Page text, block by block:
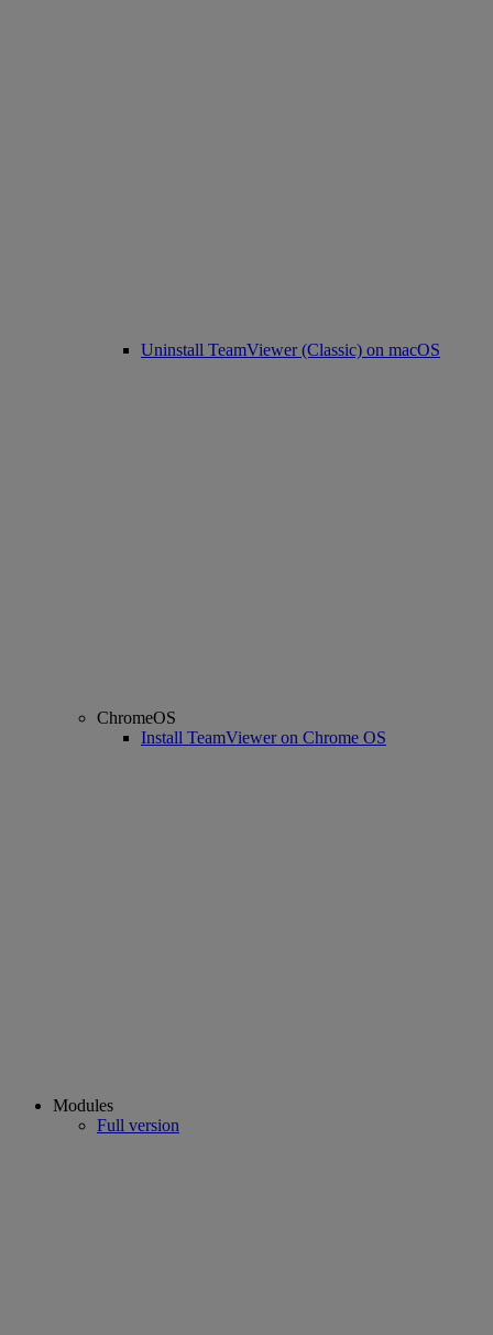
Uninstall TeamViewer (Classic) on macOS
ChromeOS
Install TeamViewer on Chrome OS
Modules
Full version